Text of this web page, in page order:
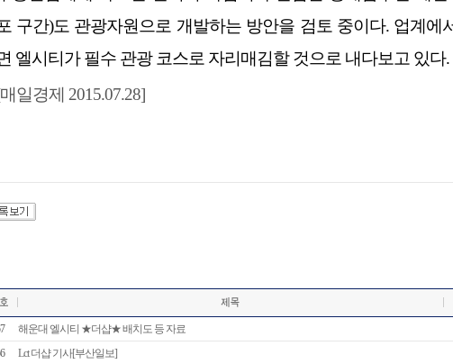
구간)도 관광자원으로 개발하는 방안을 검토 중이다. 업계에
엘시티가 필수 관광 코스로 자리매김할 것으로 내다보고 있다.
일경제 2015.07.28]
해운대 엘시티 ★더샵★ 배치도 등 자료
Lct 더샵 기사[부산일보]